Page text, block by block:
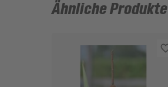
Ähnliche Produkte